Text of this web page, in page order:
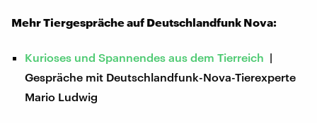
Mehr Tiergespräche auf Deutschlandfunk Nova:
Kurioses und Spannendes aus dem Tierreich |
Gespräche mit Deutschlandfunk-Nova-Tierexperte
Mario Ludwig